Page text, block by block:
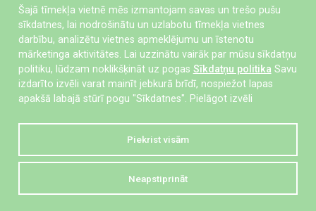
Stārķu iela 30, Liepāja, LV-3405
starkis@liepaja.edu.lv
28 331 642
Šajā tīmekļa vietnē mēs izmantojam savas un trešo pušu
sīkdatnes, lai nodrošinātu un uzlabotu tīmekļa vietnes
darbību, analizētu vietnes apmeklējumu un īstenotu
mārketinga aktivitātes. Lai uzzinātu vairāk par mūsu sīkdatņu
politiku, lūdzam noklikšķināt uz pogas Sīkdatņu politika Savu
izdarīto izvēli varat mainīt jebkurā brīdī, nospiežot lapas
apakšā labajā stūrī pogu "Sīkdatnes". Pielāgot izvēli
Piekrist visām
Neapstiprināt